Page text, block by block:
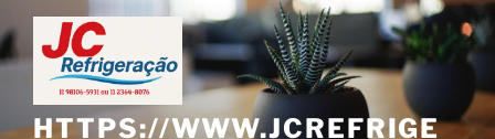
Pular
para
o
conteúdo
HTTPS://WWW.JCREFRIGE